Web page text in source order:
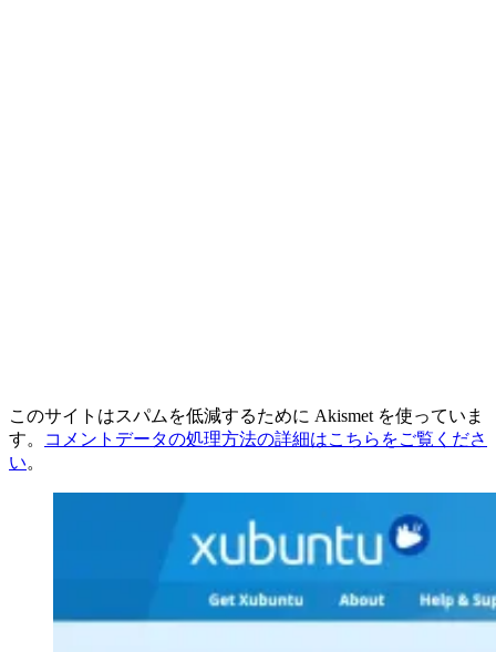
このサイトはスパムを低減するために Akismet を使っていま
す。
コメントデータの処理方法の詳細はこちらをご覧くださ
い。